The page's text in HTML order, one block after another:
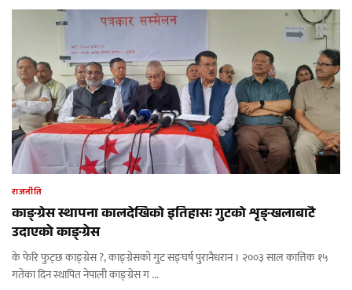
राजनीति
काङ्ग्रेस स्थापना कालदेखिकाे इतिहासः गुटको शृङ्खलाबाटै
उदाएको काङ्ग्रेस
के फेरि फुट्छ काङ्ग्रेस ?, काङ्ग्रेसको गुट सङ्घर्ष पुरानैधरान । २००३ साल कात्तिक १५
गतेका दिन स्थापित नेपाली काङ्ग्रेस ग ...